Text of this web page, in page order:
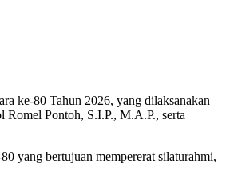
ke-80 Tahun 2026, yang dilaksanakan
Pontoh, S.I.P., M.A.P., serta
yang bertujuan mempererat silaturahmi,